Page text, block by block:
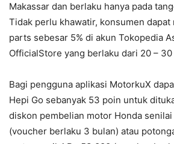
Makassar dan berlaku hanya pada
Tidak perlu khawatir, konsumen
parts sebesar 5% di akun Tokopedia
OfficialStore yang berlaku dari 20 –
Bagi pengguna aplikasi MotorkuX
Hepi Go sebanyak 53 poin untuk
diskon pembelian motor Honda
(voucher berlaku 3 bulan) atau